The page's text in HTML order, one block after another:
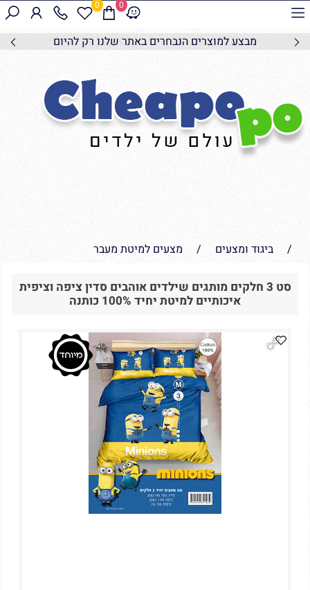
מבצע למוצרים הנבחרים באתר שלנו רק להיום
0 0
/ ביגוד ומצעים / מצעים למיטת מעבר
סט 3 חלקים מותגים שילדים אוהבים סדין ציפה וציפית
איכותיים למיטת יחיד 100% כותנה